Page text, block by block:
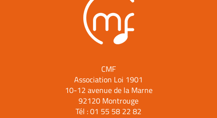
CMF
Association Loi 1901
10-12 avenue de la Marne
92120 Montrouge
Tél :01 55 58 22 82